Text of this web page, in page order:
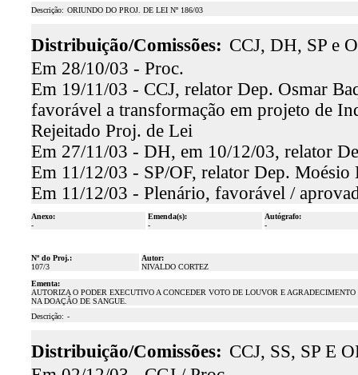
Descrição: ORIUNDO DO PROJ. DE LEI Nº 186/03
Distribuição/Comissões: CCJ, DH, SP e
Em 28/10/03 - Proc.
Em 19/11/03 - CCJ, relator Dep. Osmar
favorável a transformação em projeto de
Rejeitado Proj. de Lei
Em 27/11/03 - DH, em 10/12/03, relator
Em 11/12/03 - SP/OF, relator Dep.
Em 11/12/03 - Plenário, favorável /
Anexo:
-
Emenda(s):
-
Autógrafo:
-
Nº do Proj.:
107/3
Autor:
NIVALDO CORTEZ
Ementa:
AUTORIZA O PODER EXECUTIVO A CONCEDER VOTO DE LOUVOR E
NA DOAÇÃO DE SANGUE.
Descrição: -
Distribuição/Comissões: CCJ, SS, SP E